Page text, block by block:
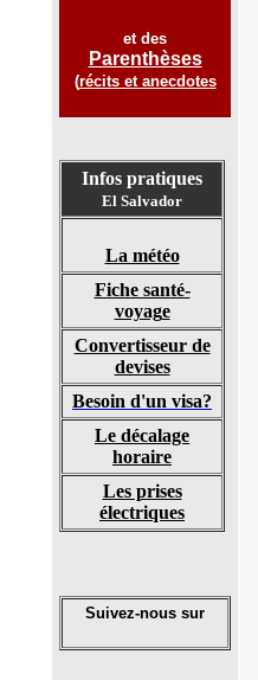
et des
Parenthèses
(récits et anecdotes
Infos pratiques
El Salvador
La météo
Fiche santé-
voyage
Convertisseur de
devises
Besoin d'un visa?
Le décalage
horaire
Les prises
électriques
Suivez-nous sur